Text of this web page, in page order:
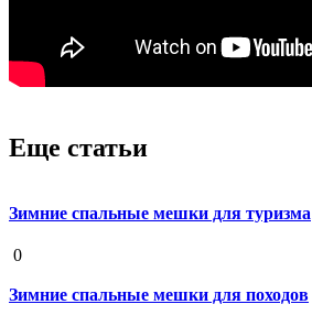
Еще статьи
Зимние спальные мешки для туризма
0
Зимние спальные мешки для походов